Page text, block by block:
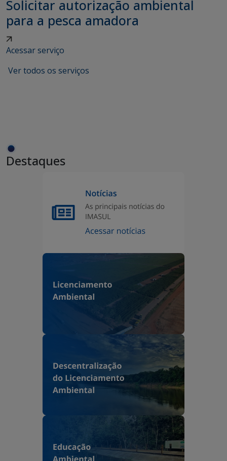
Solicitar autorização ambiental
para a pesca amadora
Acessar serviço
Ver todos os serviços
Destaques